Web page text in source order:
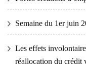
Semaine du 1er juin
Les effets
réallocation du crédit